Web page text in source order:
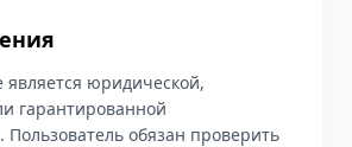
является юридической,
гарантированной
Пользователь обязан проверить